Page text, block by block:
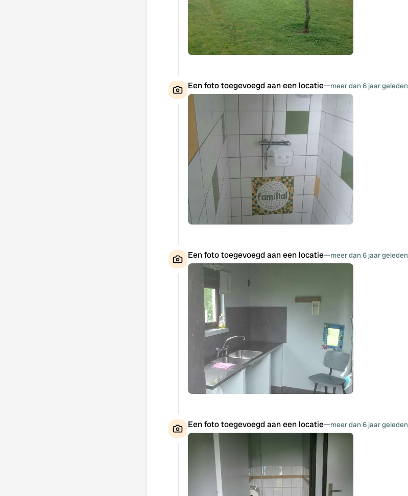
Een foto toegevoegd aan een locatie—meer dan 6 jaar geleden
Een foto toegevoegd aan een locatie—meer dan 6 jaar geleden
Een foto toegevoegd aan een locatie—meer dan 6 jaar geleden